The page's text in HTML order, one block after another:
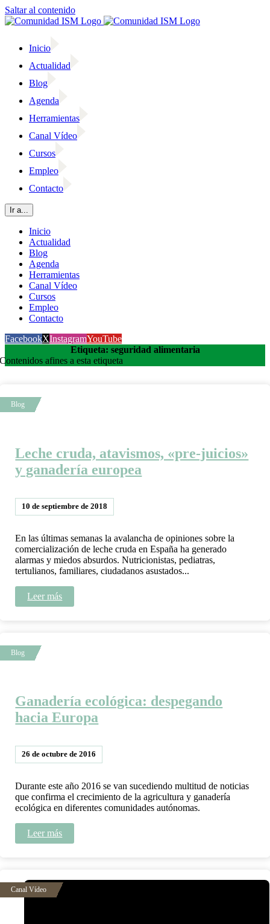
Saltar al contenido
Inicio
Actualidad
Blog
Agenda
Herramientas
Canal Vídeo
Cursos
Empleo
Contacto
Ir a...
Inicio
Actualidad
Blog
Agenda
Herramientas
Canal Vídeo
Cursos
Empleo
Contacto
FacebookXInstagramYouTube
Etiqueta: seguridad alimentaria
Contenidos afines a esta etiqueta
Leche cruda, atavismos, «pre-juicios»
y ganadería europea
10 de septiembre de 2018
En las últimas semanas la avalancha de opiniones sobre la
comercialización de leche cruda en España ha generado
alarmas y miedos absurdos. Nutricionistas, pediatras,
tertulianos, familiares, ciudadanos asustados...
Leer más
Ganadería ecológica: despegando
hacia Europa
26 de octubre de 2016
Durante este año 2016 se van sucediendo multitud de noticias
que confirma el crecimiento de la agricultura y ganadería
ecológica en diferentes comunidades autónomas.
Leer más